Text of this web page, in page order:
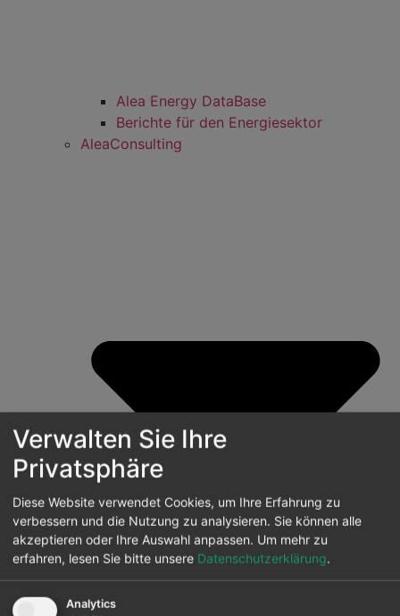
Alea Energy DataBase
Berichte für den Energiesektor
AleaConsulting
Verwalten Sie Ihre
Privatsphäre
Diese Website verwendet Cookies, um Ihre Erfahrung zu
verbessern und die Nutzung zu analysieren. Sie können alle
akzeptieren oder Ihre Auswahl anpassen. Um mehr zu
erfahren, lesen Sie bitte unsere Datenschutzerklärung.
Analytics